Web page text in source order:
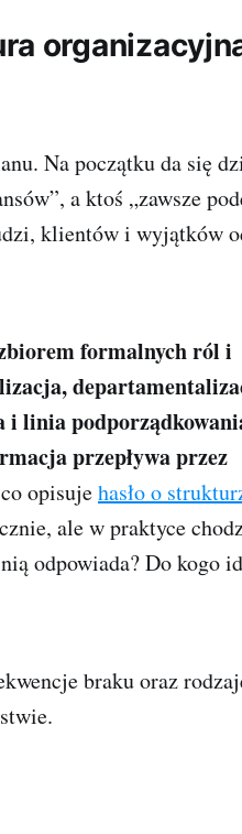
Na początku da się
a ktoś „zawsze
klientów i wyjątków
formalnych ról i
i linia
przepływa przez
opisujehasło o
ale w praktyce
odpowiada? Do kogo